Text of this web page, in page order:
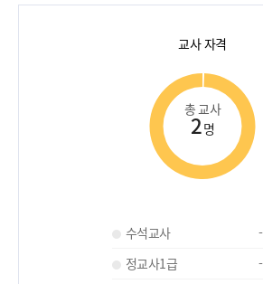
교사 자격
총 교사
2명
수석교사 -
정교사1급
-